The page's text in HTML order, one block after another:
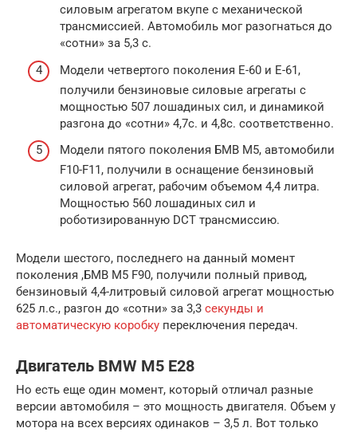
силовым агрегатом вкупе с механической
трансмиссией. Автомобиль мог разогнаться до
«сотни» за 5,3 с.
Модели четвертого поколения Е-60 и Е-61,
получили бензиновые силовые агрегаты с
мощностью 507 лошадиных сил, и динамикой
разгона до «сотни» 4,7с. и 4,8с. соответственно.
Модели пятого поколения БМВ М5, автомобили
F10-F11, получили в оснащение бензиновый
силовой агрегат, рабочим объемом 4,4 литра.
Мощностью 560 лошадиных сил и
роботизированную DCT трансмиссию.
Модели шестого, последнего на данный момент
поколения ,БМВ М5 F90, получили полный привод,
бензиновый 4,4-литровый силовой агрегат мощностью
625 л.с., разгон до «сотни» за 3,3 секунды и
автоматическую коробку переключения передач.
Двигатель BMW M5 E28
Но есть еще один момент, который отличал разные
версии автомобиля – это мощность двигателя. Объем у
мотора на всех версиях одинаков – 3,5 л. Вот только